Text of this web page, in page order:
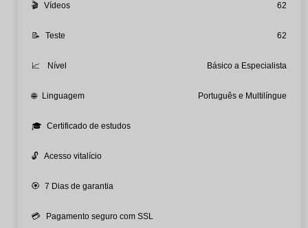
🎬 Vídeos 62
📝 Teste 62
📈 Nível Básico a Especialista
🌐 Linguagem Português e Multilíngue
🎓 Certificado de estudos
🔓 Acesso vitalício
🏵️ 7 Dias de garantia
💳 Pagamento seguro com SSL